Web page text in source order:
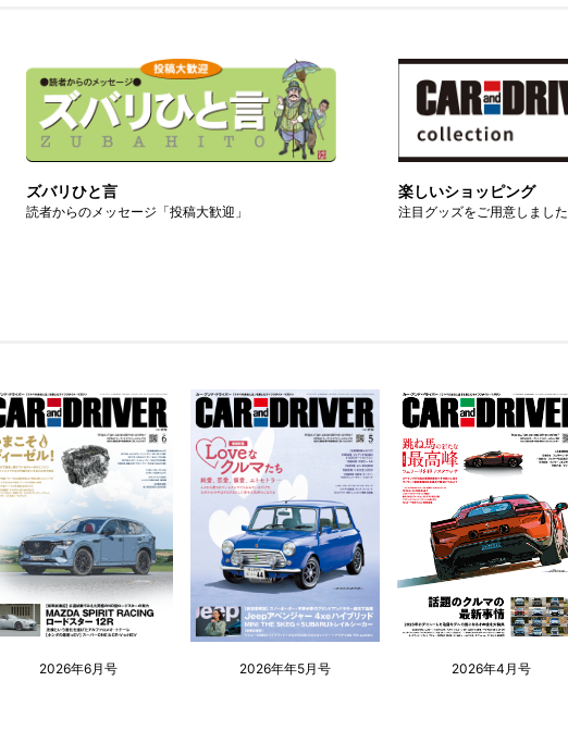
ズバリひと言
読者からのメッセージ「投稿大歓迎」
楽しいショッピング
注目グッズをご用意しました
2026年6月号 2026年年5月号 2026年4月号